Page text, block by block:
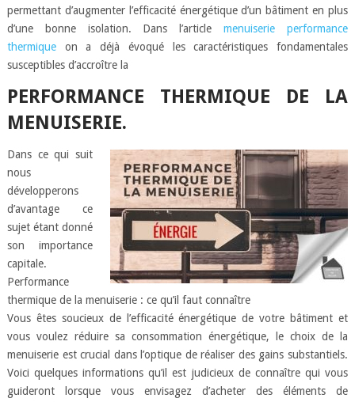
permettant d’augmenter l’efficacité énergétique d’un bâtiment en plus
d’une bonne isolation. Dans l’articlemenuiserie performance
thermiqueon a déjà évoqué les caractéristiques fondamentales
susceptibles d’accroître la
PERFORMANCE THERMIQUE DE LA
MENUISERIE.
Dans ce qui suit
nous
développerons
d’avantage ce
sujet étant donné
son importance
capitale.
Performance
thermique de la menuiserie : ce qu’il faut connaître
Vous êtes soucieux de l’efficacité énergétique de votre bâtiment et
vous voulez réduire sa consommation énergétique, le choix de la
menuiserie est crucial dans l’optique de réaliser des gains substantiels.
Voici quelques informations qu’il est judicieux de connaître qui vous
guideront lorsque vous envisagez d’acheter des éléments de